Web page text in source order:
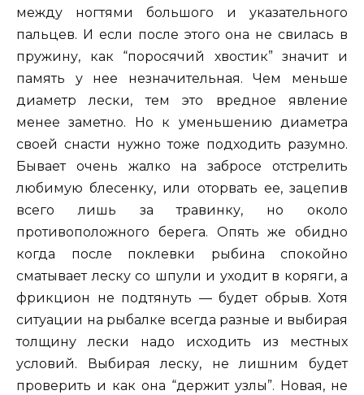
между ногтями большого и указательного
пальцев. И если после этого она не свилась в
пружину, как “поросячий хвостик” значит и
память у нее незначительная. Чем меньше
диаметр лески, тем это вредное явление
менее заметно. Но к уменьшению диаметра
своей снасти нужно тоже подходить разумно.
Бывает очень жалко на забросе отстрелить
любимую блесенку, или оторвать ее, зацепив
всего лишь за травинку, но около
противоположного берега. Опять же обидно
когда после поклевки рыбина спокойно
сматывает леску со шпули и уходит в коряги, а
фрикцион не подтянуть — будет обрыв. Хотя
ситуации на рыбалке всегда разные и выбирая
толщину лески надо исходить из местных
условий. Выбирая леску, не лишним будет
проверить и как она “держит узлы”. Новая, не